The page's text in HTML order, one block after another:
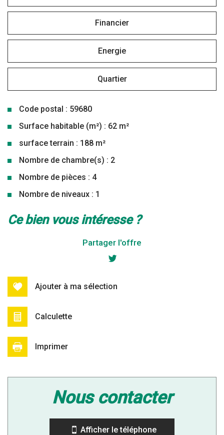
Financier
Energie
Quartier
Code postal : 59680
Surface habitable (m²) : 62 m²
surface terrain : 188 m²
Nombre de chambre(s) : 2
Nombre de pièces : 4
Nombre de niveaux : 1
la ville de ferrière-la-grande (59680)
Collège
École maternelle
ce bien vous intéresse ?
Partager l'offre
Ajouter à ma sélection
Calculette
Imprimer
nous contacter
Afficher le téléphone